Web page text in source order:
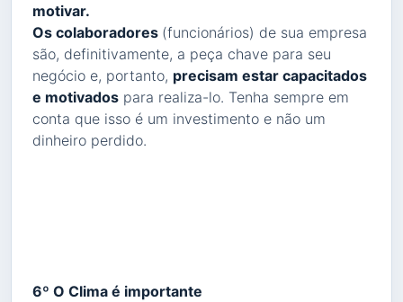
motivar.
Os colaboradores (funcionários) de sua empresa
são, definitivamente, a peça chave para seu
negócio e, portanto, precisam estar capacitados
e motivados para realiza-lo. Tenha sempre em
conta que isso é um investimento e não um
dinheiro perdido.
6º O Clima é importante